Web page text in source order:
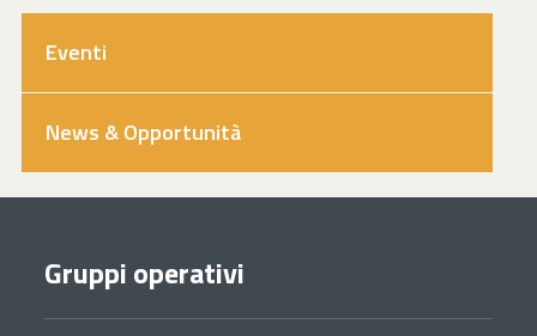
Eventi
News & Opportunità
Gruppi operativi